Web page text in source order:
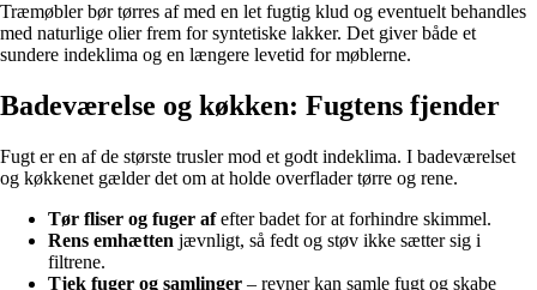
Træmøbler bør tørres af med en let fugtig klud og eventuelt behandles
med naturlige olier frem for syntetiske lakker. Det giver både et
sundere indeklima og en længere levetid for møblerne.
Badeværelse og køkken: Fugtens fjender
Fugt er en af de største trusler mod et godt indeklima. I badeværelset
og køkkenet gælder det om at holde overflader tørre og rene.
Tør fliser og fuger afefter badet for at forhindre skimmel.
Rens emhætten jævnligt, så fedt og støv ikke sætter sig i
filtrene.
Tjek fuger og samlinger – revner kan samle fugt og skabe